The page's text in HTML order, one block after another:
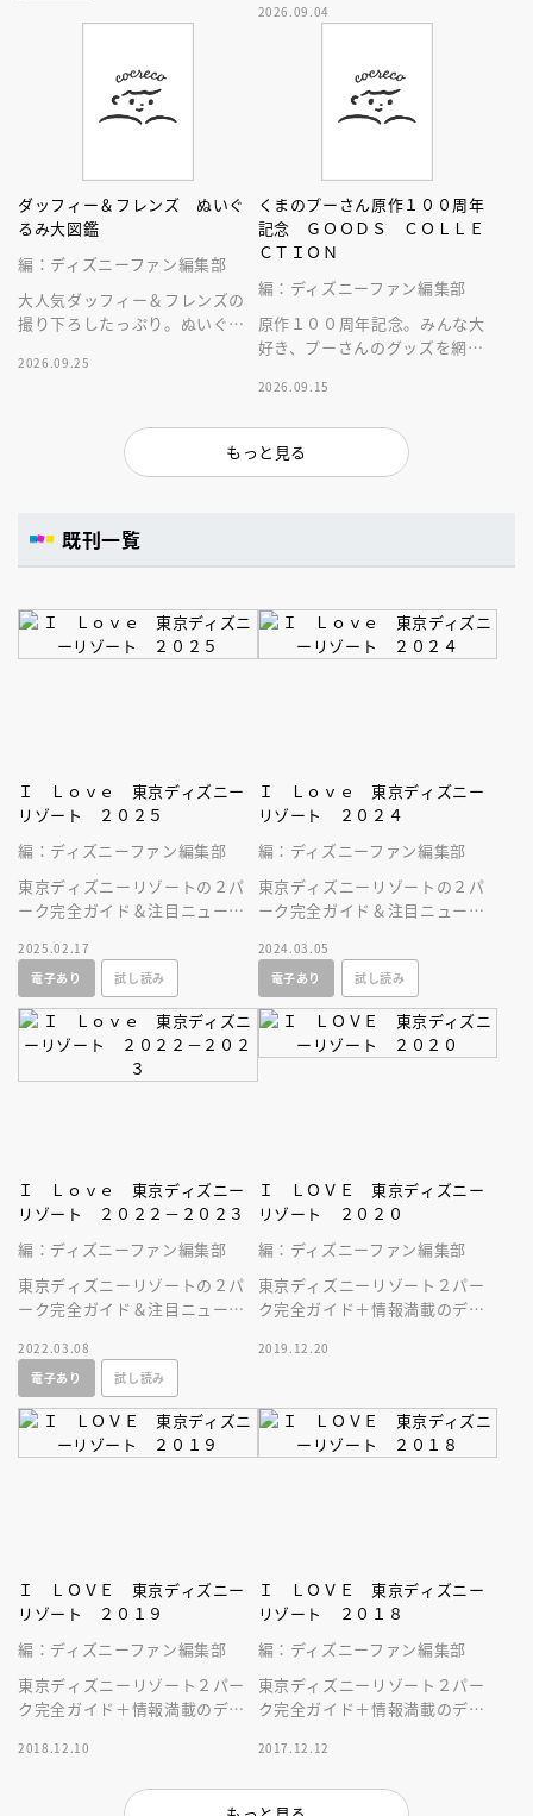
したパークファン必見の２５年
2026.09.04
ダッフィー＆フレンズ ぬいぐ
るみ大図鑑
編：ディズニーファン編集部
大人気ダッフィー＆フレンズの
撮り下ろしたっぷり。ぬいぐる
2026.09.25
くまのプーさん原作１００周年
記念 ＧＯＯＤＳ ＣＯＬＬＥ
ＣＴＩＯＮ
編：ディズニーファン編集部
原作１００周年記念。みんな大
好き、プーさんのグッズを網羅
2026.09.15
もっと見る
既刊一覧
Ｉ Ｌｏｖｅ 東京ディズニー
リゾート ２０２５
編：ディズニーファン編集部
東京ディズニーリゾートの２パ
ーク完全ガイド＆注目ニュース
になったディズニー好き必見ガ
イドブック！
2025.02.17
電子あり
試し読み
Ｉ Ｌｏｖｅ 東京ディズニー
リゾート ２０２４
編：ディズニーファン編集部
東京ディズニーリゾートの２パ
ーク完全ガイド＆注目ニュース
になったディズニー好き必見ガ
イドブック！
2024.03.05
電子あり
試し読み
Ｉ Ｌｏｖｅ 東京ディズニー
リゾート ２０２２－２０２３
編：ディズニーファン編集部
東京ディズニーリゾートの２パ
ーク完全ガイド＆注目ニュース
になったディズニー女子必見ガ
イドブック！
2022.03.08
電子あり
試し読み
Ｉ ＬＯＶＥ 東京ディズニー
リゾート ２０２０
編：ディズニーファン編集部
東京ディズニーリゾート２パー
ク完全ガイド＋情報満載のディ
つになった、ディズニー女子必
2019.12.20
Ｉ ＬＯＶＥ 東京ディズニー
リゾート ２０１９
編：ディズニーファン編集部
東京ディズニーリゾート２パー
ク完全ガイド＋情報満載のディ
つになった、ディズニー女子必
2018.12.10
Ｉ ＬＯＶＥ 東京ディズニー
リゾート ２０１８
編：ディズニーファン編集部
東京ディズニーリゾート２パー
ク完全ガイド＋情報満載のディ
つになった、ディズニー女子必
2017.12.12